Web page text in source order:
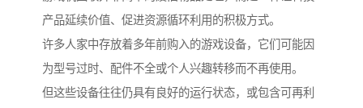
产品延续价值、促进资源循环利用的积极方式。
许多人家中存放着多年前购入的游戏设备，它们可能因
为型号过时、配件不全或个人兴趣转移而不再使用。
但这些设备往往仍具有良好的运行状态，或包含可再利